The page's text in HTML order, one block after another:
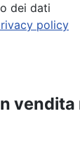
dei dati
policy
vendita